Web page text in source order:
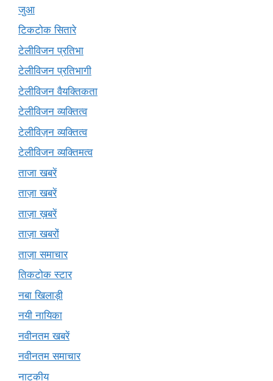
जुआ
टिकटोक सितारे
टेलीविजन प्रतिभा
टेलीविजन प्रतिभागी
टेलीविजन वैयक्तिकता
टेलीविजन व्यक्तित्व
टेलीविज़न व्यक्तित्व
टेलीविजन व्यक्तिमत्व
ताजा खबरें
ताज़ा खबरें
ताज़ा ख़बरें
ताज़ा खबरों
ताज़ा समाचार
तिकटोक स्टार
नबा खिलाड़ी
नयी नायिका
नवीनतम खबरें
नवीनतम समाचार
नाटकीय